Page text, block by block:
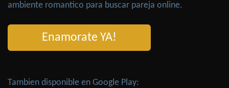
ambiente romantico para buscar pareja online.
Enamorate YA!
Tambien disponible en Google Play: